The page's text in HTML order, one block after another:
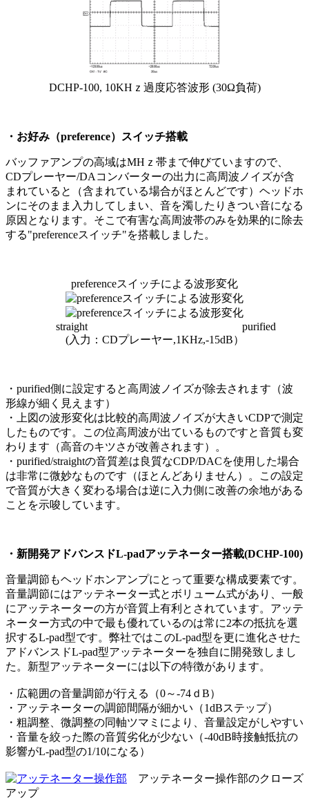
DCHP-100, 10KHｚ過度応答波形 (30Ω負荷)
・お好み（preference）スイッチ搭載
バッファアンプの高域はMHｚ帯まで伸びていますので、
CDプレーヤー/DAコンバーターの出力に高周波ノイズが含
まれていると（含まれている場合がほとんどです）ヘッドホ
ンにそのまま入力してしまい、音を濁したりきつい音になる
原因となります。そこで有害な高周波帯のみを効果的に除去
する"preferenceスイッチ"を搭載しました。
preferenceスイッチによる波形変化
straight purified
(入力：CDプレーヤー,1KHz,-15dB）
・purified側に設定すると高周波ノイズが除去されます（波
形線が細く見えます）
・上図の波形変化は比較的高周波ノイズが大きいCDPで測定
したものです。この位高周波が出ているものですと音質も変
わります（高音のキツさが改善されます）。
・purified/straightの音質差は良質なCDP/DACを使用した場合
は非常に微妙なものです（ほとんどありません）。この設定
で音質が大きく変わる場合は逆に入力側に改善の余地がある
ことを示唆しています。
・新開発アドバンスドL-padアッテネーター搭載(DCHP-100)
音量調節もヘッドホンアンプにとって重要な構成要素です。
音量調節にはアッテネーター式とボリューム式があり、一般
にアッテネーターの方が音質上有利とされています。アッテ
ネーター方式の中で最も優れているのは常に2本の抵抗を選
択するL-pad型です。弊社ではこのL-pad型を更に進化させた
アドバンスドL-pad型アッテネーターを独自に開発致しまし
た。新型アッテネーターには以下の特徴があります。
・広範囲の音量調節が行える（0～-74ｄB）
・アッテネーターの調節間隔が細かい（1dBステップ）
・粗調整、微調整の同軸ツマミにより、音量設定がしやすい
・音量を絞った際の音質劣化が少ない（-40dB時接触抵抗の
影響がL-pad型の1/10になる）
アッテネーター操作部のクローズ
アップ